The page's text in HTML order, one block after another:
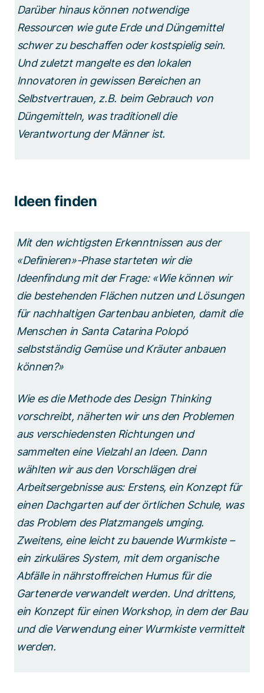
Darüber hinaus können notwendige
Ressourcen wie gute Erde und Düngemittel
schwer zu beschaffen oder kostspielig sein.
Und zuletzt mangelte es den lokalen
Innovatoren in gewissen Bereichen an
Selbstvertrauen, z.B. beim Gebrauch von
Düngemitteln, was traditionell die
Verantwortung der Männer ist.
Ideen finden
Mit den wichtigsten Erkenntnissen aus der
«Definieren»-Phase starteten wir die
Ideenfindung mit der Frage: «Wie können wir
die bestehenden Flächen nutzen und Lösungen
für nachhaltigen Gartenbau anbieten, damit die
Menschen in Santa Catarina Polopó
selbstständig Gemüse und Kräuter anbauen
können?»
Wie es die Methode des Design Thinking
vorschreibt, näherten wir uns den Problemen
aus verschiedensten Richtungen und
sammelten eine Vielzahl an Ideen. Dann
wählten wir aus den Vorschlägen drei
Arbeitsergebnisse aus: Erstens, ein Konzept für
einen Dachgarten auf der örtlichen Schule, was
das Problem des Platzmangels umging.
Zweitens, eine leicht zu bauende Wurmkiste –
ein zirkuläres System, mit dem organische
Abfälle in nährstoffreichen Humus für die
Gartenerde verwandelt werden. Und drittens,
ein Konzept für einen Workshop, in dem der Bau
und die Verwendung einer Wurmkiste vermittelt
werden.